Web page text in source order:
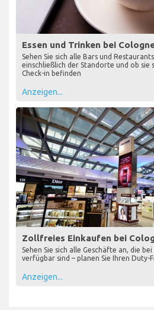
Essen und Trinken bei
Sehen Sie sich alle Bars und
einschließlich der Standorte und ob sie
Check-in befinden
Anzeigen...
Zollfreies Einkaufen bei
Sehen Sie sich alle Geschäfte an, die
verfügbar sind – planen Sie Ihren Duty-
Anzeigen...